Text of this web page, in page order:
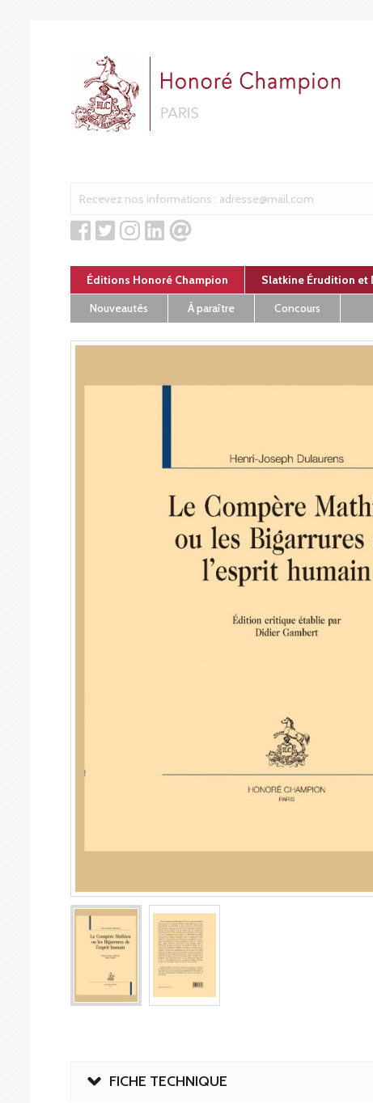
Éditions Honoré Champion Slatkine Érudition et
Nouveautés
À paraître Concours
FICHE TECHNIQUE